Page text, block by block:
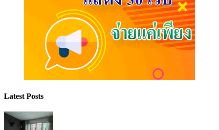
Latest Posts